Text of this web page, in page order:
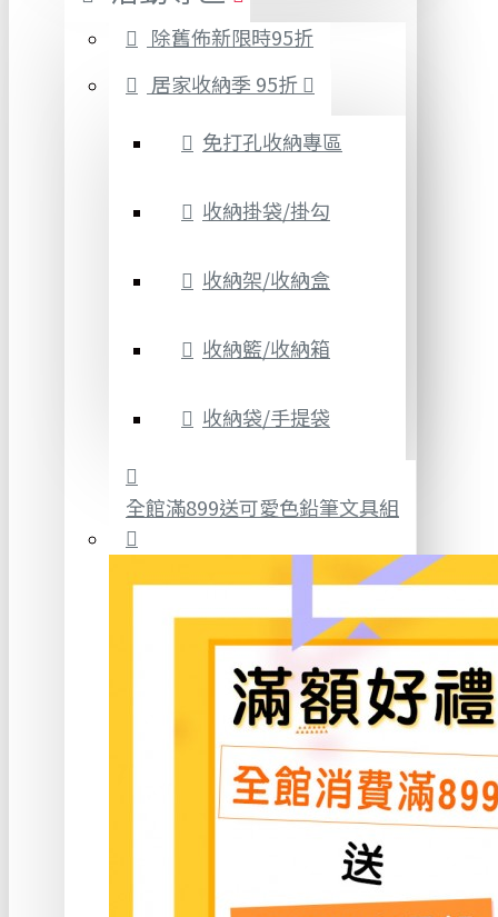
除舊佈新限時95折
居家收納季 95折
免打孔收納專區
收納掛袋/掛勾
收納架/收納盒
收納籃/收納箱
收納袋/手提袋
全館滿899送可愛色鉛筆文具組